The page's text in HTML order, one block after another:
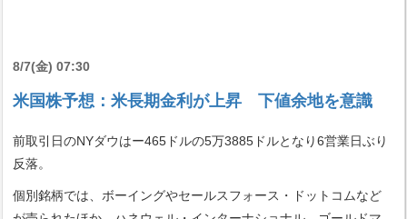
8/7(金) 07:30
米国株予想：米長期金利が上昇 下値余地を意識
前取引日のNYダウはー465ドルの5万3885ドルとなり6営業日ぶり
反落。
個別銘柄では、ボーイングやセールスフォース・ドットコムなど